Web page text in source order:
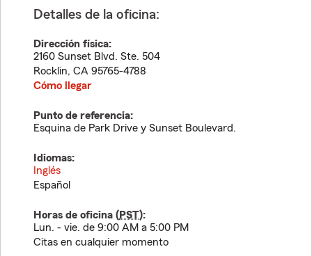
Detalles de la oficina:
Dirección física:
2160 Sunset Blvd. Ste. 504
Rocklin, CA 95765-4788
Cómo llegar
Punto de referencia:
Esquina de Park Drive y Sunset Boulevard.
Idiomas:
Inglés
Español
Horas de oficina (PST):
Lun. - vie. de 9:00 AM a 5:00 PM
Citas en cualquier momento